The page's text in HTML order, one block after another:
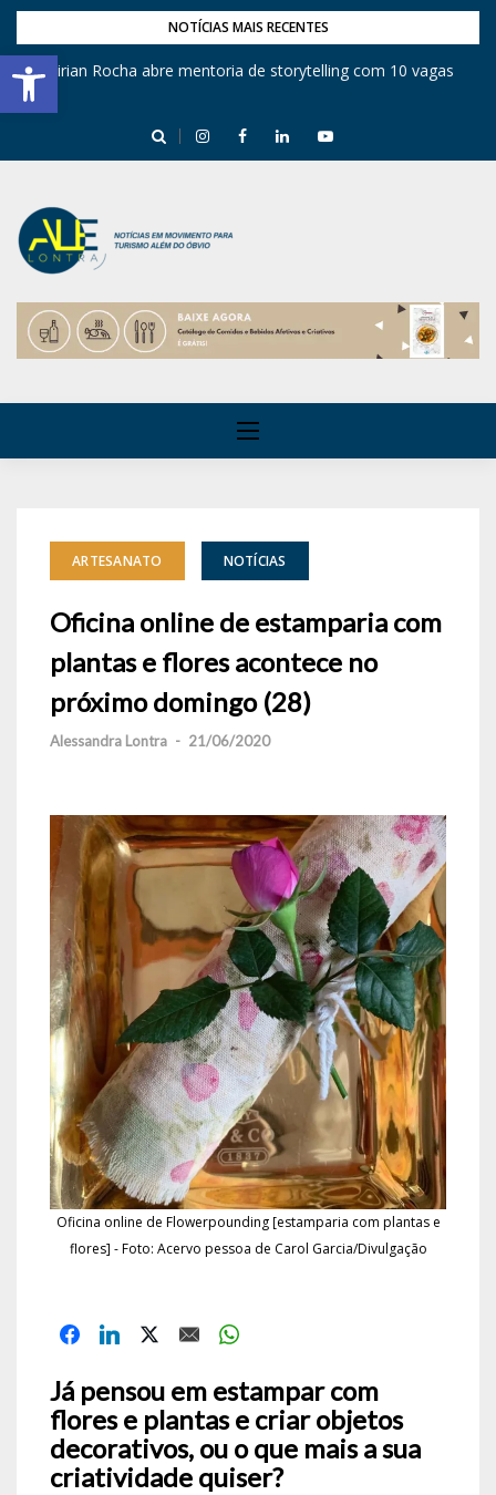
Barra de Ferramentas Aberta
NOTÍCIAS MAIS RECENTES
Mirian Rocha abre mentoria de storytelling com 10 vagas
ARTESANATO NOTÍCIAS
Oficina online de estamparia com
plantas e flores acontece no
próximo domingo (28)
Alessandra Lontra - 21/06/2020
Oficina online de Flowerpounding [estamparia com plantas e
flores] - Foto: Acervo pessoa de Carol Garcia/Divulgação
Já pensou em estampar com
flores e plantas e criar objetos
decorativos, ou o que mais a sua
criatividade quiser?